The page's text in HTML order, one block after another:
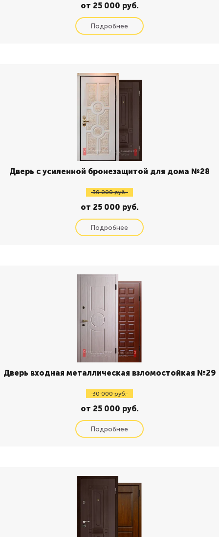
от 25 000 руб.
Дверь с усиленной бронезащитой для дома №28
30 000 руб.
от 25 000 руб.
Дверь входная металлическая взломостойкая №29
30 000 руб.
от 25 000 руб.